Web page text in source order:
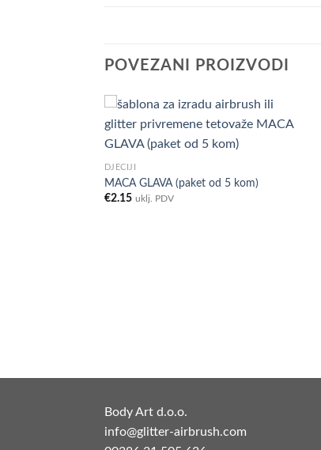
POVEZANI PROIZVODI
DJEČIJI
MACA GLAVA (paket od 5 kom)
€2.15 uklj. PDV
Body Art d.o.o.
info@glitter-airbrush.com